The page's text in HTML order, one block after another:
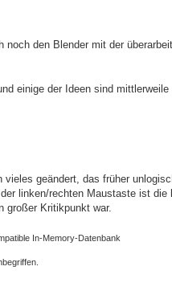
noch den Blender mit der
einige der Ideen sind mittlerweile
vieles geändert, das früher
linken/rechten Maustaste ist die
großer Kritikpunkt war.
In-Memory-Datenbank